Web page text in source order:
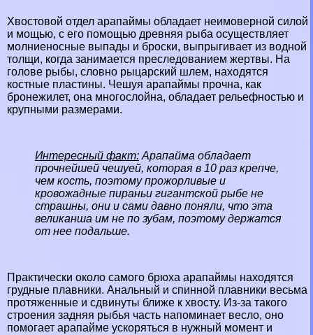
Хвостовой отдел арапаймы обладает неимоверной силой
и мощью, с его помощью древняя рыба осуществляет
молниеносные выпады и броски, выпрыгивает из водной
толщи, когда занимается преследованием жертвы. На
голове рыбы, словно рыцарский шлем, находятся
костные пластины. Чешуя арапаймы прочна, как
бронежилет, она многослойна, обладает рельефностью и
крупными размерами.
Интересный факт: Арапайма обладает
прочнейшей чешуей, которая в 10 раз крепче,
чем кость, поэтому прожорливые и
кровожадные пираньи гигантской рыбе не
страшны, они и сами давно поняли, что эта
великанша им не по зубам, поэтому держатся
от нее подальше.
Пpaктически около самого брюха арапаймы находятся
грудные плавники. Aнaльный и спинной плавники весьма
протяженные и сдвинуты ближе к хвосту. Из-за такого
строения задняя рыбья часть напоминает весло, оно
помогает арапайме ускоряться в нужный момент и